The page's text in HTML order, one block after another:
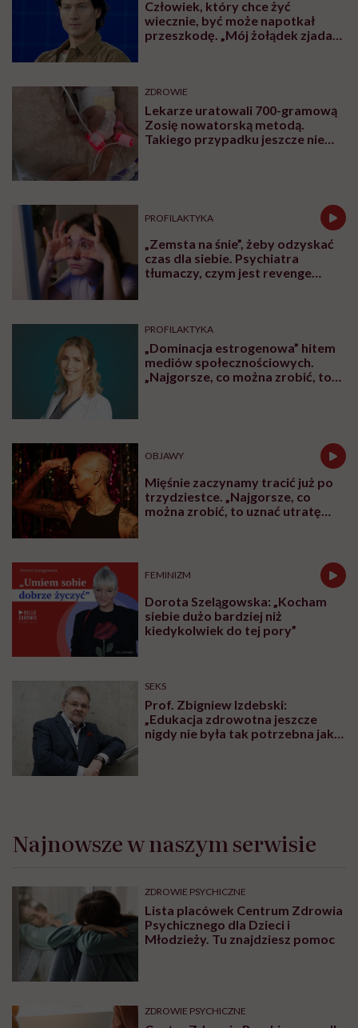
Człowiek, który chce żyć
wiecznie, być może napotkał
przeszkodę. „Mój żołądek zjada
ZDROWIE
Lekarze uratowali 700-gramową
Zosię nowatorską metodą.
Takiego przypadku jeszcze nie
PROFILAKTYKA
„Zemsta na śnie”, żeby odzyskać
czas dla siebie. Psychiatra
tłumaczy, czym jest revenge
PROFILAKTYKA
„Dominacja estrogenowa” hitem
mediów społecznościowych.
„Najgorsze, co można zrobić, to
OBJAWY
Mięśnie zaczynamy tracić już po
trzydziestce. „Najgorsze, co
można zrobić, to uznać utratę
FEMINIZM
Dorota Szelągowska: „Kocham
siebie dużo bardziej niż
kiedykolwiek do tej pory”
SEKS
Prof. Zbigniew Izdebski:
„Edukacja zdrowotna jeszcze
nigdy nie była tak potrzebna jak
Najnowsze w naszym serwisie
ZDROWIE PSYCHICZNE
Lista placówek Centrum Zdrowia
Psychicznego dla Dzieci i
Młodzieży. Tu znajdziesz pomoc
ZDROWIE PSYCHICZNE